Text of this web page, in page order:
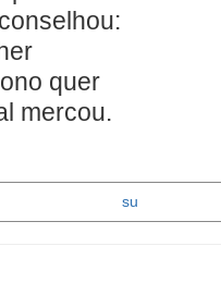
mercou.
su